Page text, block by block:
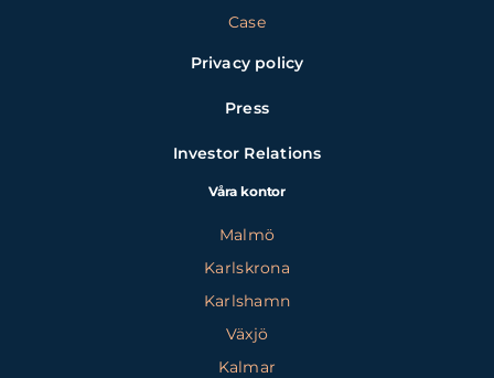
Case
Privacy policy
Press
Investor Relations
Våra kontor
Malmö
Karlskrona
Karlshamn
Växjö
Kalmar